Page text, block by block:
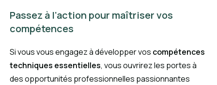
Passez à l’action pour maîtriser vos
compétences
Si vous vous engagez à développer vos compétences
techniques essentielles, vous ouvrirez les portes à
des opportunités professionnelles passionnantes